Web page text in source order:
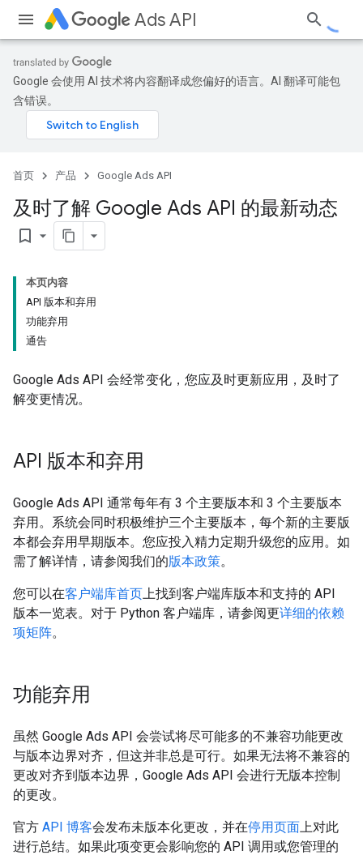
Ads API
Google 会使用 AI 技术将内容翻译成您偏好的语言。AI 翻译可能包
含错误。
首页 产品 Google Ads API
及时了解 Google Ads API 的最新动态
bookmark_border
本页内容
API 版本和弃用
功能弃用
通告
Google Ads API 会经常变化，您应及时更新应用，及时了
解变更情况。
API 版本和弃用
Google Ads API 通常每年有 3 个主要版本和 3 个主要版本
弃用。系统会同时积极维护三个主要版本，每个新的主要版
本都会弃用早期版本。您应投入精力定期升级您的应用。如
需了解详情，请参阅我们的版本政策。
您可以在客户端库首页上找到客户端库版本和支持的 API
版本一览表。对于 Python 客户端库，请参阅更详细的依赖
项矩阵。
功能弃用
虽然 Google Ads API 会尝试将尽可能多的不兼容功能更改
与版本边界对齐，但这并非总是可行。如果无法将不兼容的
更改对齐到版本边界，Google Ads API 会进行无版本控制
的更改。
官方 API 博客会发布未版本化更改，并在停用页面上对此
进行总结。如果此项变更会影响您的 API 调用或您管理的